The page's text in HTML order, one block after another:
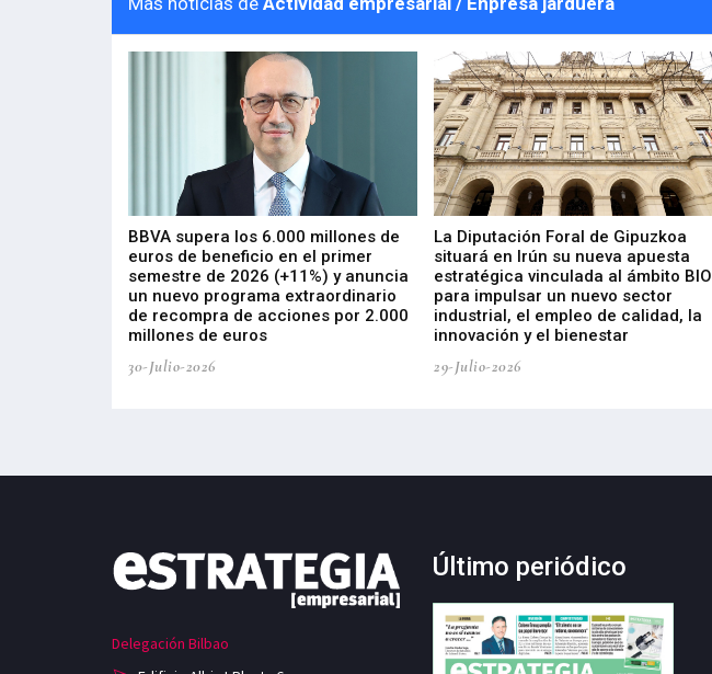
BBVA supera los 6.000 millones de
euros de beneficio en el primer
semestre de 2026 (+11%) y anuncia
un nuevo programa extraordinario
de recompra de acciones por 2.000
millones de euros
30-Julio-2026
La Diputación Foral de Gipuzkoa
situará en Irún su nueva apuesta
estratégica vinculada al ámbito BIO
para impulsar un nuevo sector
industrial, el empleo de calidad, la
innovación y el bienestar
29-Julio-2026
Delegación Bilbao
Último periódico